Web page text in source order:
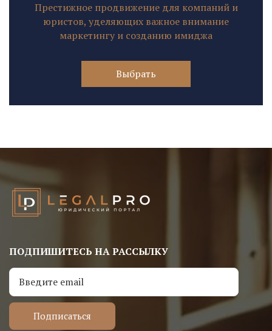
Престижное продвижение для компаний и
юристов, уделяющих важное внимание
маркетингу и созданию имиджа
Выбрать
ПОДПИШИТЕСЬ НА РАССЫЛКУ